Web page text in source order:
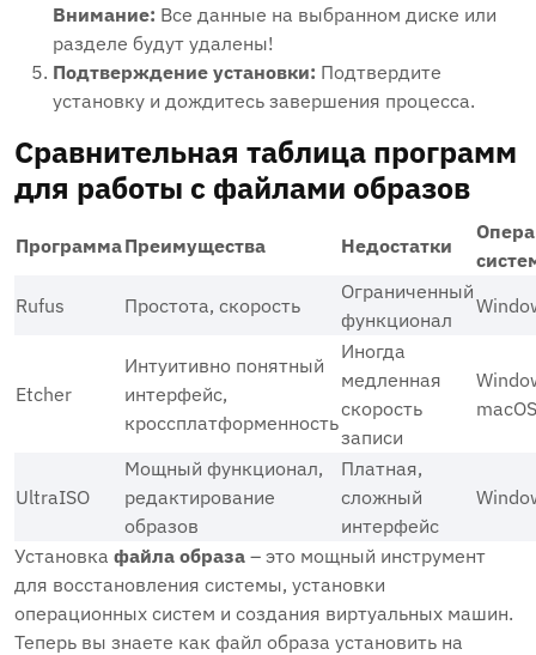
Внимание: Все данные на выбранном диске или
разделе будут удалены!
Подтверждение установки: Подтвердите
установку и дождитесь завершения процесса.
Сравнительная таблица программ
для работы с файлами образов
ПрограммаПреимущества Недостатки
Rufus
Простота‚ скорость
Ограниченный
функционал
Etcher
Интуитивно понятный
интерфейс‚
кроссплатформенность
Иногда
медленная
скорость
записи
UltraISO
Мощный функционал‚
редактирование
образов
Платная‚
сложный
интерфейс
Установка файла образа – это мощный инструмент
для восстановления системы‚ установки
операционных систем и создания виртуальных машин.
Теперь вы знаете как файл образа установить на